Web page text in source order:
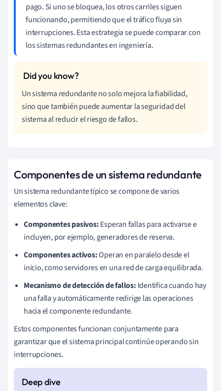
pago. Si uno se bloquea, los otros carriles siguen
funcionando, permitiendo que el tráfico fluya sin
interrupciones. Esta estrategia se puede comparar con
los sistemas redundantes en ingeniería.
Un sistema redundante no solo mejora la fiabilidad,
sino que también puede aumentar la seguridad del
sistema al reducir el riesgo de fallos.
Componentes de un sistema redundante
Un sistema redundante típico se compone de varios
elementos clave:
Componentes pasivos:Esperan fallas para activarse e
incluyen, por ejemplo, generadores de reserva.
Componentes activos:Operan en paralelo desde el
inicio, como servidores en una red de carga equilibrada.
Mecanismo de detección de fallos: Identifica cuando hay
una falla y automáticamente redirige las operaciones
hacia el componente redundante.
Estos componentes funcionan conjuntamente para
garantizar que el sistema principal continúe operando sin
interrupciones.